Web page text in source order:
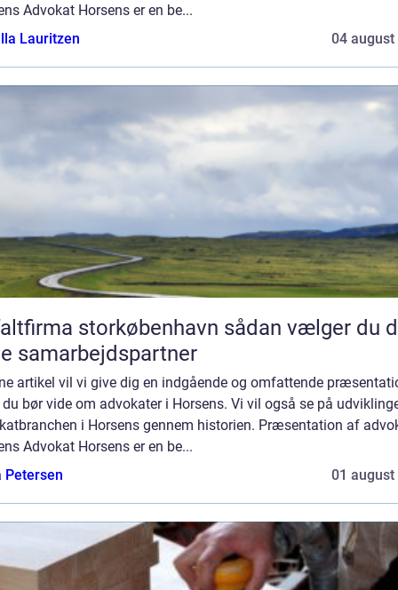
Advokat Horsens er en be...
Lauritzen
04 august
storkøbenhavn sådan vælger du den
samarbejdspartner
artikel vil vi give dig en indgående og omfattende
bør vide om advokater i Horsens. Vi vil også se på
i Horsens gennem historien. Præsentation af
Advokat Horsens er en be...
Petersen
01 august